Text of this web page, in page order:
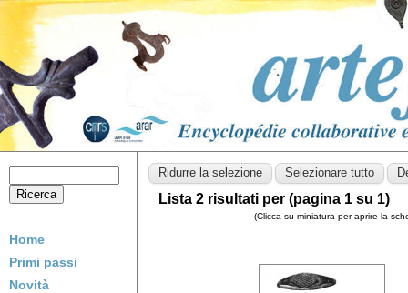
Home
Primi passi
Novità
Lista 2 risultati per (pagina 1 su 1)
(Clicca su miniatura per aprire la